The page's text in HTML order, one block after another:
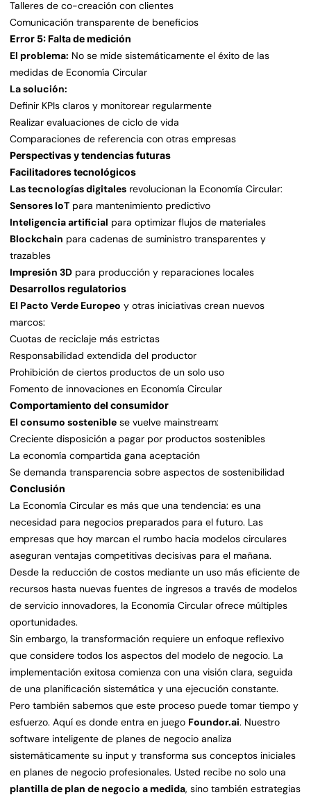
Talleres de co-creación con clientes
Comunicación transparente de beneficios
Error 5: Falta de medición
El problema: No se mide sistemáticamente el éxito de las
medidas de Economía Circular
La solución:
Definir KPIs claros y monitorear regularmente
Realizar evaluaciones de ciclo de vida
Comparaciones de referencia con otras empresas
Perspectivas y tendencias futuras
Facilitadores tecnológicos
Las tecnologías digitales revolucionan la Economía Circular:
Sensores IoT para mantenimiento predictivo
Inteligencia artificial para optimizar flujos de materiales
Blockchain para cadenas de suministro transparentes y
trazables
Impresión 3D para producción y reparaciones locales
Desarrollos regulatorios
El Pacto Verde Europeo y otras iniciativas crean nuevos
marcos:
Cuotas de reciclaje más estrictas
Responsabilidad extendida del productor
Prohibición de ciertos productos de un solo uso
Fomento de innovaciones en Economía Circular
Comportamiento del consumidor
El consumo sostenible se vuelve mainstream:
Creciente disposición a pagar por productos sostenibles
La economía compartida gana aceptación
Se demanda transparencia sobre aspectos de sostenibilidad
Conclusión
La Economía Circular es más que una tendencia: es una
necesidad para negocios preparados para el futuro. Las
empresas que hoy marcan el rumbo hacia modelos circulares
aseguran ventajas competitivas decisivas para el mañana.
Desde la reducción de costos mediante un uso más eficiente de
recursos hasta nuevas fuentes de ingresos a través de modelos
de servicio innovadores, la Economía Circular ofrece múltiples
oportunidades.
Sin embargo, la transformación requiere un enfoque reflexivo
que considere todos los aspectos del modelo de negocio. La
implementación exitosa comienza con una visión clara, seguida
de una planificación sistemática y una ejecución constante.
Pero también sabemos que este proceso puede tomar tiempo y
esfuerzo. Aquí es donde entra en juego Foundor.ai. Nuestro
software inteligente de planes de negocio analiza
sistemáticamente su input y transforma sus conceptos iniciales
en planes de negocio profesionales. Usted recibe no solo una
plantilla de plan de negocio a medida, sino también estrategias